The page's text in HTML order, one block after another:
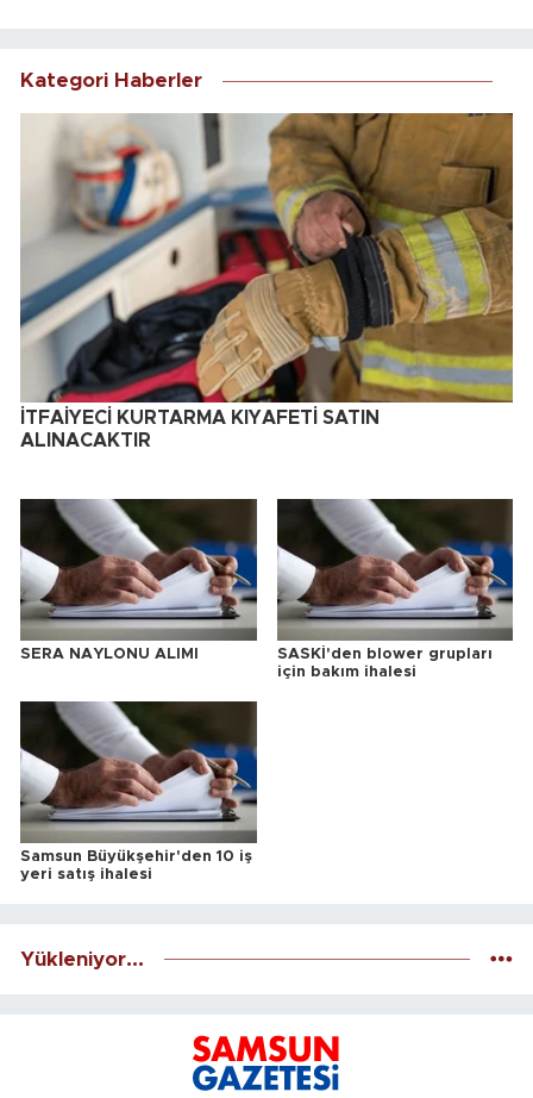
Kategori Haberler
İTFAİYECİ KURTARMA KIYAFETİ SATIN
ALINACAKTIR
SERA NAYLONU ALIMI
SASKİ'den blower grupları
için bakım ihalesi
Samsun Büyükşehir'den 10 iş
yeri satış ihalesi
Yükleniyor...